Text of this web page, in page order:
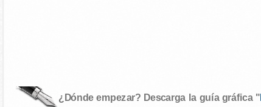
¿Dónde empezar? Descarga la guía gráfica "